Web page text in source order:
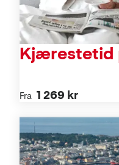
Kjærestetid
Fra 1 269 kr
Aktiviteter